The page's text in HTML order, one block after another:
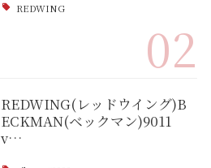
REDWING
02
REDWING(レッドウイング)B
ECKMAN(ベックマン)9011
v…